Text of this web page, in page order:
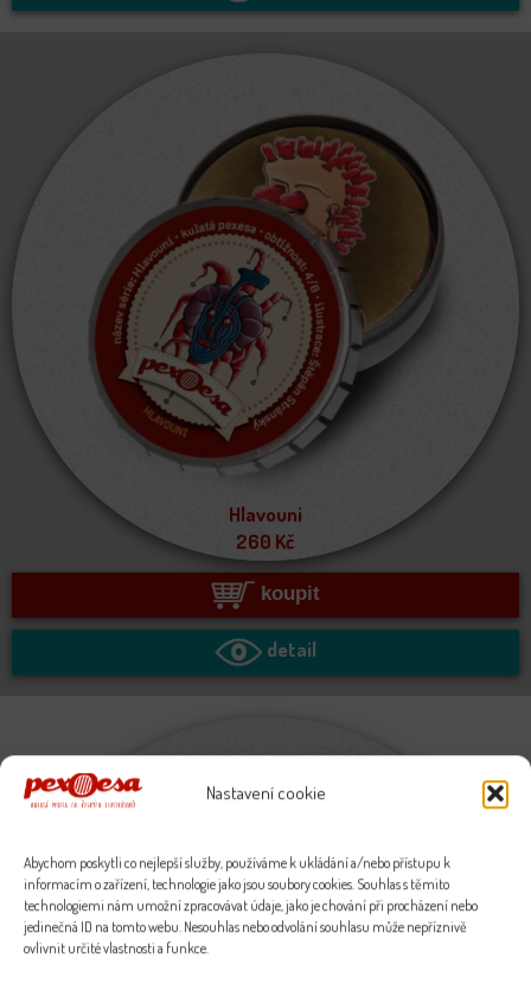
Nastavení cookie
Abychom poskytli co nejlepší služby, používáme k ukládání a/nebo přístupu k
informacím o zařízení, technologie jako jsou soubory cookies. Souhlas s těmito
technologiemi nám umožní zpracovávat údaje, jako je chování při procházení nebo
jedinečná ID na tomto webu. Nesouhlas nebo odvolání souhlasu může nepříznivě
ovlivnit určité vlastnosti a funkce.
Hlavouni
260 Kč
koupit
detail